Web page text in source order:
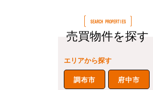
売買物件を探す
エリアから探す
調布市 府中市